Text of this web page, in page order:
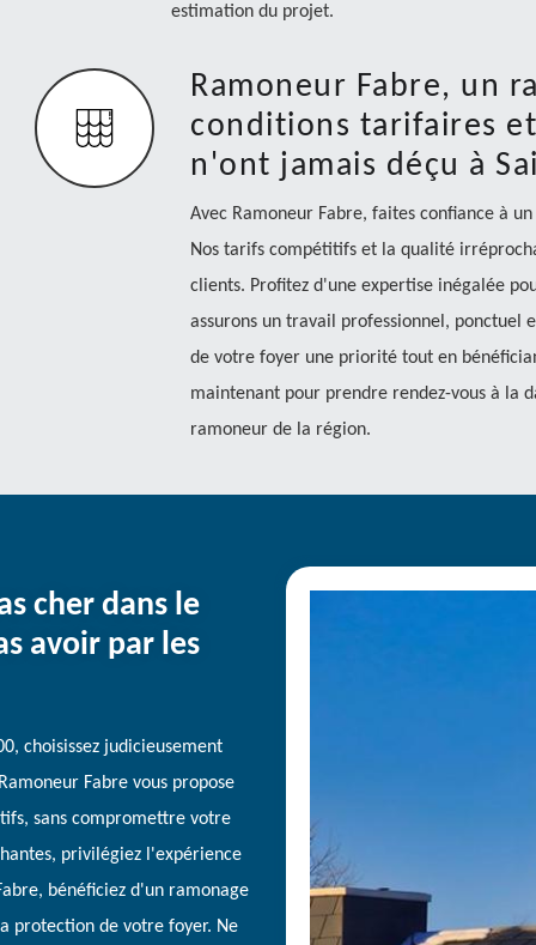
estimation du projet.
Ramoneur Fabre, un
conditions tarifaires
n'ont jamais déçu à
Avec Ramoneur Fabre, faites confiance à
Nos tarifs compétitifs et la qualité
clients. Profitez d'une expertise inégalée
assurons un travail professionnel, ponctuel
de votre foyer une priorité tout en
maintenant pour prendre rendez-vous à la
ramoneur de la région.
cher dans le
avoir par les
choisissez judicieusement
Fabre vous propose
sans compromettre votre
privilégiez l'expérience
bénéficiez d'un ramonage
protection de votre foyer. Ne